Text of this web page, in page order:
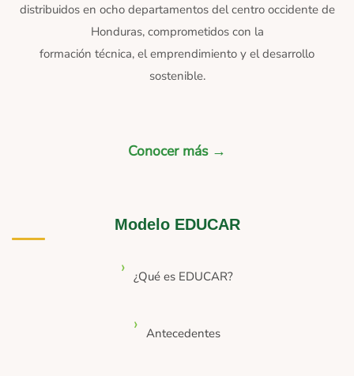
distribuidos en ocho departamentos del centro occidente de
Honduras, comprometidos con la
formación técnica, el emprendimiento y el desarrollo
sostenible.
Conocer más →
Modelo EDUCAR
¿Qué es EDUCAR?
Antecedentes